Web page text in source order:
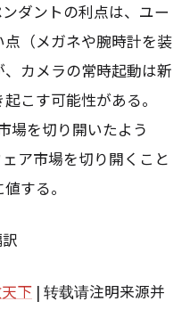
ダントの利点は、ユー
（メガネや腕時計を装
カメラの常時起動は新
こす可能性がある。
場を切り開いたよう
ア市場を切り開くこと
する。
下 | 转载请注明来源并